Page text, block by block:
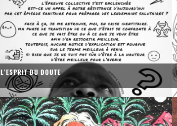
L’ESPRIT DU DOUTE